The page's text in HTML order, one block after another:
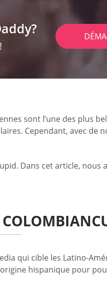
sont l’une des plus
Cependant, avec de
Dans cet article,
qui cible les Latino-
hispanique pour